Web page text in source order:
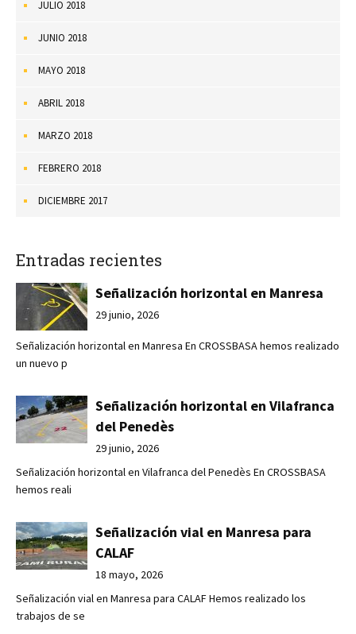
JULIO 2018
JUNIO 2018
MAYO 2018
ABRIL 2018
MARZO 2018
FEBRERO 2018
DICIEMBRE 2017
Entradas recientes
Señalización horizontal en Manresa
29 junio, 2026
Señalización horizontal en Manresa En CROSSBASA hemos realizado
un nuevo p
Señalización horizontal en Vilafranca
del Penedès
29 junio, 2026
Señalización horizontal en Vilafranca del Penedès En CROSSBASA
hemos reali
Señalización vial en Manresa para
CALAF
18 mayo, 2026
Señalización vial en Manresa para CALAF Hemos realizado los
trabajos de se